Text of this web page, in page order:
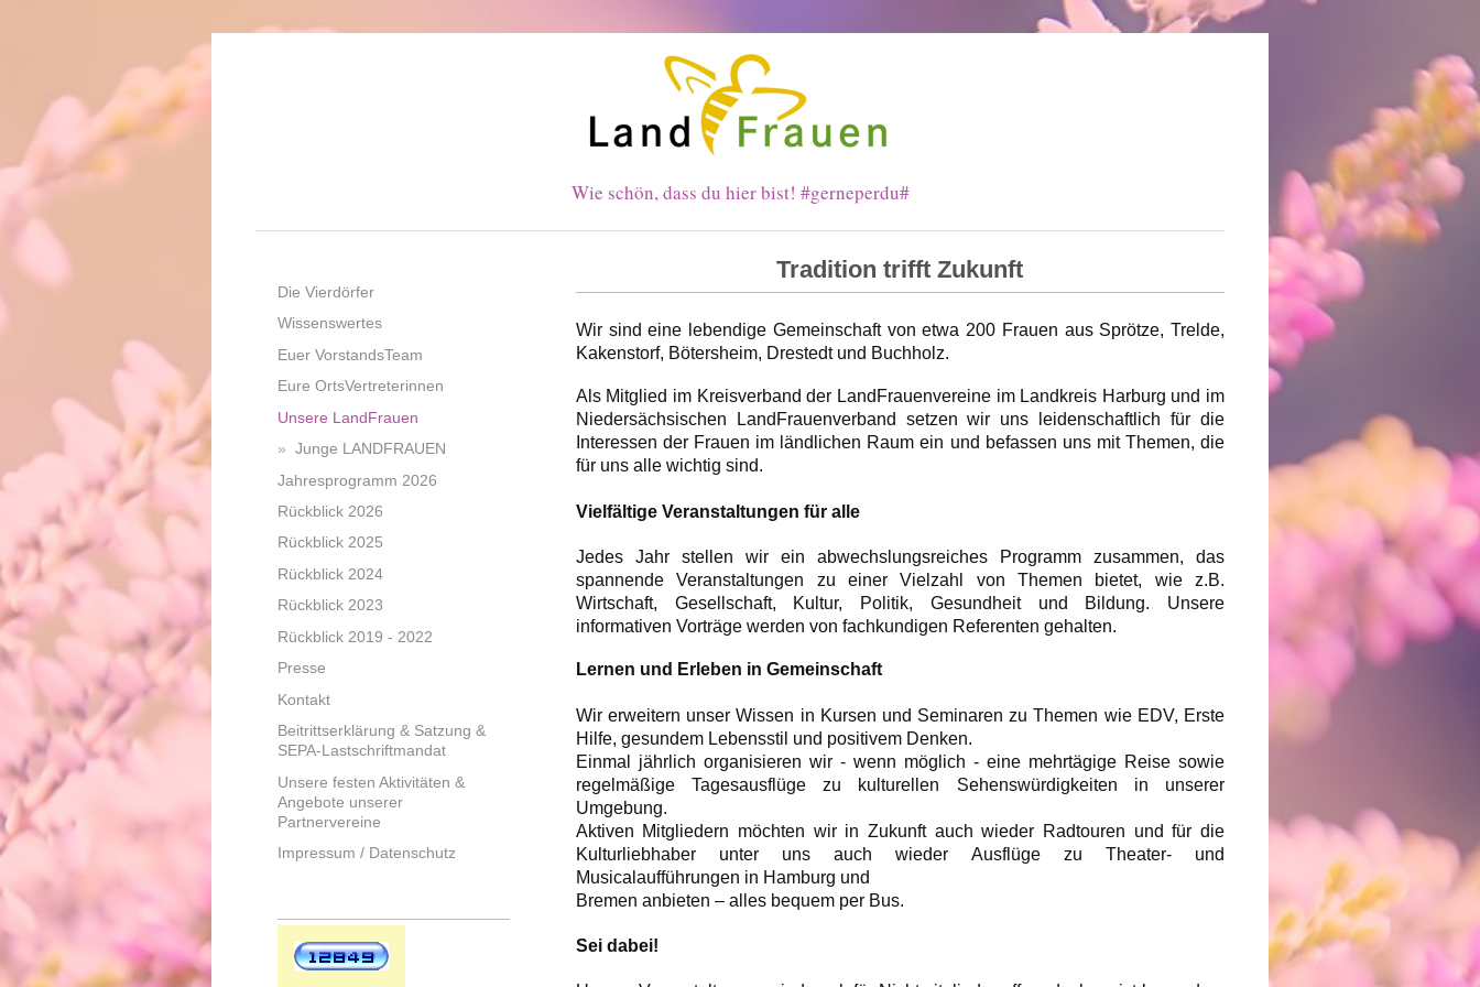
Wie schön, dass du hier bist! #gerneperdu#
Tradition trifft Zukunft
Wir sind eine lebendige Gemeinschaft von etwa 200 Frauen aus Sprötze, Trelde,
Kakenstorf, Bötersheim, Drestedt und Buchholz.
Als Mitglied im Kreisverband der LandFrauenvereine im Landkreis Harburg und im
Niedersächsischen LandFrauenverband setzen wir uns leidenschaftlich für die
Interessen der Frauen im ländlichen Raum ein und befassen uns mit Themen, die
für uns alle wichtig sind.
Vielfältige Veranstaltungen für alle
Jedes Jahr stellen wir ein abwechslungsreiches Programm zusammen, das
spannende Veranstaltungen zu einer Vielzahl von Themen bietet, wie z.B.
Wirtschaft, Gesellschaft, Kultur, Politik, Gesundheit und Bildung. Unsere
informativen Vorträge werden von fachkundigen Referenten gehalten.
Lernen und Erleben in Gemeinschaft
Wir erweitern unser Wissen in Kursen und Seminaren zu Themen wie EDV, Erste
Hilfe, gesundem Lebensstil und positivem Denken.
Einmal jährlich organisieren wir - wenn möglich - eine mehrtägige Reise sowie
regelmäßige Tagesausflüge zu kulturellen Sehenswürdigkeiten in unserer
Umgebung.
Aktiven Mitgliedern möchten wir in Zukunft auch wieder Radtouren und für die
Kulturliebhaber unter uns auch wieder Ausflüge zu Theater- und
Musicalaufführungen in Hamburg und
Bremen anbieten – alles bequem per Bus.
Sei dabei!
Die Vierdörfer
Wissenswertes
Euer VorstandsTeam
Eure OrtsVertreterinnen
Unsere LandFrauen
Junge LANDFRAUEN
Jahresprogramm 2026
Rückblick 2026
Rückblick 2025
Rückblick 2024
Rückblick 2023
Rückblick 2019 - 2022
Presse
Kontakt
Beitrittserklärung & Satzung &
SEPA-Lastschriftmandat
Unsere festen Aktivitäten &
Angebote unserer
Partnervereine
Impressum / Datenschutz